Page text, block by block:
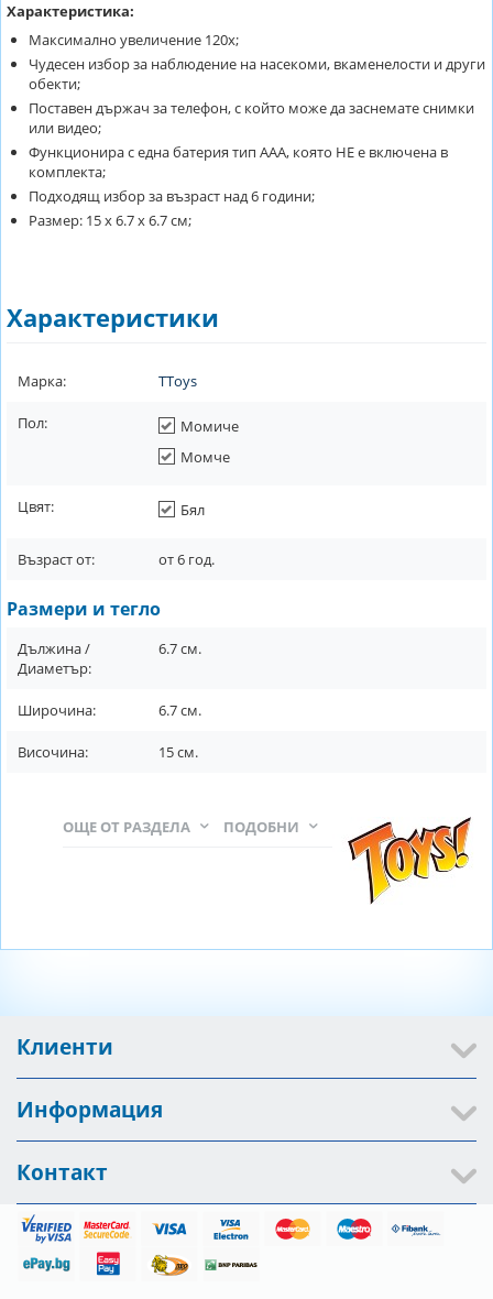
Характеристика:
Максимално увеличение 120х;
Чудесен избор за наблюдение на насекоми, вкаменелости и други
обекти;
Поставен държач за телефон, с който може да заснемате снимки
или видео;
Функционира с една батерия тип ААА, която НЕ е включена в
комплекта;
Подходящ избор за възраст над 6 години;
Размер: 15 х 6.7 х 6.7 см;
Характеристики
Марка: TToys
Пол:
Момиче
Момче
Цвят: Бял
Възраст от: от6 год.
Размери и тегло
Дължина /
Диаметър:
6.7см.
Широчина: 6.7см.
Височина: 15см.
ПОДОБНИ
ОЩЕ ОТ РАЗДЕЛА
Клиенти
Информация
Контакт